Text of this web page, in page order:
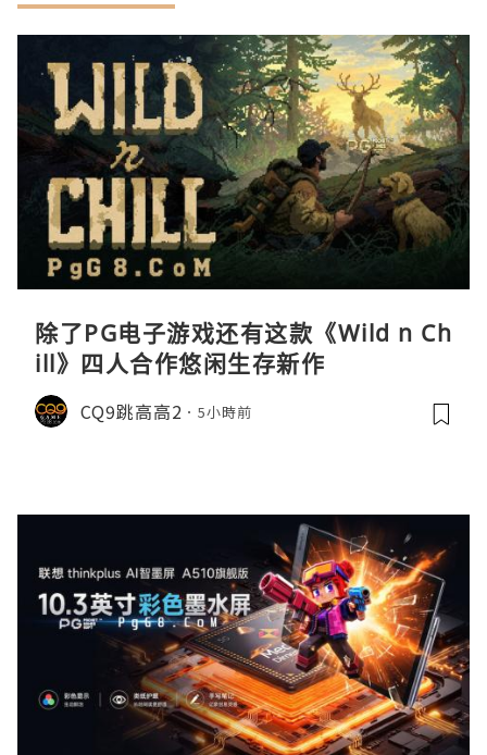
除了PG电子游戏还有这款《Wild n Ch
ill》四人合作悠闲生存新作
CQ9跳高高2 5小時前